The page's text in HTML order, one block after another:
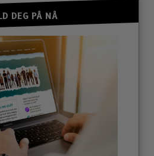
DEG PÅ NÅ